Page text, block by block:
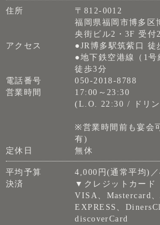
住所
〒812-0012
福岡県福岡市博多区
央街ビル2・3F 受付
アクセス
●JR博多駅筑紫口 徒
●地下鉄空港線（1号
徒歩3分
電話番号
050-2018-8788
営業時間
17:00～23:30
(L.O. 22:30 / ドリ
※営業時間前も宴会
有)
定休日
無休
平均予算
4,000円(通常平均)
決済
▼クレジットカード
VISA、Mastercard
EXPRESS、
discoverCard